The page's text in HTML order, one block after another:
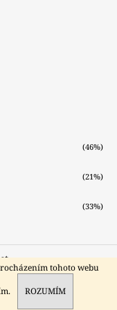
tohoto webu
ROZUMÍM
(46%)
(21%)
(33%)